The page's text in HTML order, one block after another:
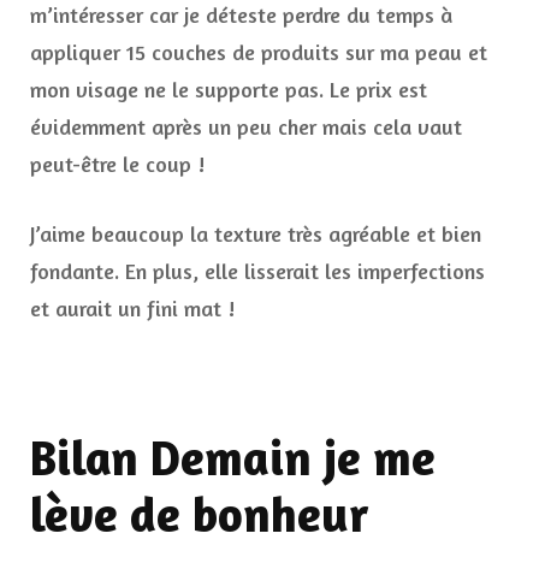
m’intéresser car je déteste perdre du temps à
appliquer 15 couches de produits sur ma peau et
mon visage ne le supporte pas. Le prix est
évidemment après un peu cher mais cela vaut
peut-être le coup !
J’aime beaucoup la texture très agréable et bien
fondante. En plus, elle lisserait les imperfections
et aurait un fini mat !
Bilan Demain je me
lève de bonheur